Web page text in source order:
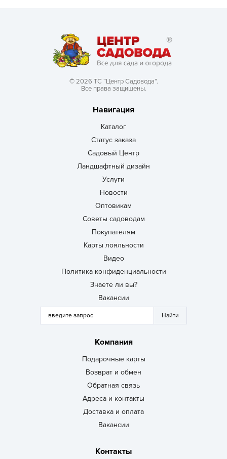
© 2026 ТС “Центр Садовода”.
Все права защищены.
Навигация
Каталог
Статус заказа
Садовый Центр
Ландшафтный дизайн
Услуги
Новости
Оптовикам
Советы садоводам
Покупателям
Карты лояльности
Видео
Политика конфиденциальности
Знаете ли вы?
Вакансии
Компания
Подарочные карты
Возврат и обмен
Обратная связь
Адреса и контакты
Доставка и оплата
Вакансии
Контакты